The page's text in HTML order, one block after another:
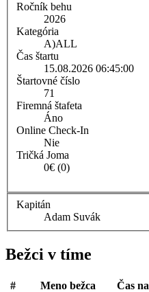
Ročník behu
2026
Kategória
A)ALL
Čas štartu
15.08.2026 06:45:00
Štartovné číslo
71
Firemná štafeta
Áno
Online Check-In
Nie
Tričká Joma
0€ (0)
Kapitán
Adam Suvák
Bežci v tíme
# Meno bežca
Čas